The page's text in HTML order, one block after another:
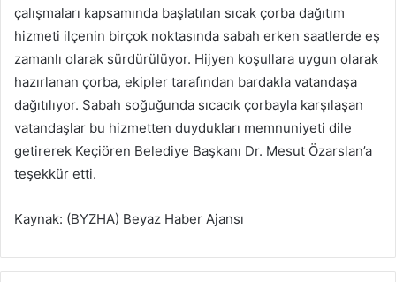
çalışmaları kapsamında başlatılan sıcak çorba dağıtım
hizmeti ilçenin birçok noktasında sabah erken saatlerde eş
zamanlı olarak sürdürülüyor. Hijyen koşullara uygun olarak
hazırlanan çorba, ekipler tarafından bardakla vatandaşa
dağıtılıyor. Sabah soğuğunda sıcacık çorbayla karşılaşan
vatandaşlar bu hizmetten duydukları memnuniyeti dile
getirerek Keçiören Belediye Başkanı Dr. Mesut Özarslan’a
teşekkür etti.
Kaynak: (BYZHA) Beyaz Haber Ajansı